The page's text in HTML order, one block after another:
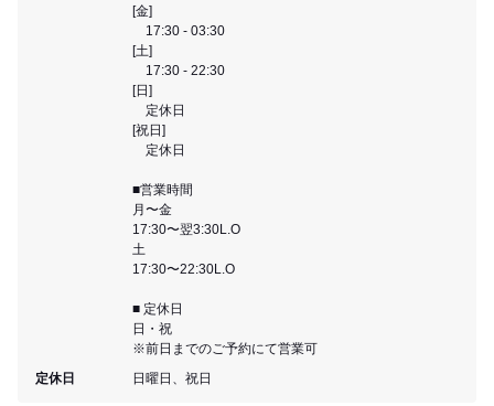
[金]
17:30 - 03:30
[土]
17:30 - 22:30
[日]
定休日
[祝日]
定休日
■営業時間
月〜金
17:30〜翌3:30L.O
土
17:30〜22:30L.O
■ 定休日
日・祝
※前日までのご予約にて営業可
定休日
日曜日、祝日